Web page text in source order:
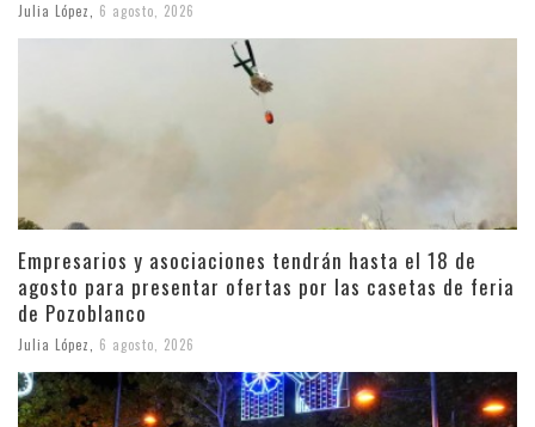
Julia López, 6 agosto, 2026
Empresarios y asociaciones tendrán hasta el 18 de
agosto para presentar ofertas por las casetas de feria
de Pozoblanco
Julia López 6 agosto, 2026